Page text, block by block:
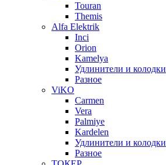
Touran
Themis
Alfa Elektrik
Inci
Orion
Kamelya
Удлинители и колодки
Разное
ViKO
Carmen
Vera
Palmiye
Kardelen
Удлинители и колодки
Разное